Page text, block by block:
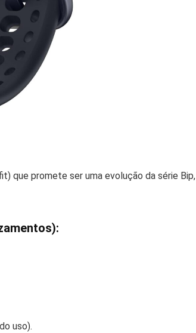
que promete ser uma evolução da série Bip,
uso).